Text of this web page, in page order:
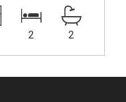
2 2